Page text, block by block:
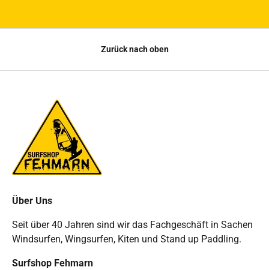
Zurück nach oben
Über Uns
Seit über 40 Jahren sind wir das Fachgeschäft in Sachen
Windsurfen, Wingsurfen, Kiten und Stand up Paddling.
Surfshop Fehmarn